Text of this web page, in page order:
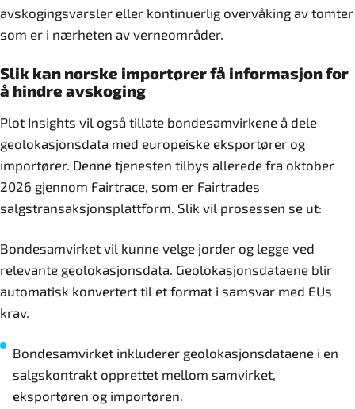
avskogingsvarsler eller kontinuerlig overvåking av tomter
som er i nærheten av verneområder.
Slik kan norske importører få informasjon for
å hindre avskoging
Plot Insights vil også tillate bondesamvirkene å dele
geolokasjonsdata med europeiske eksportører og
importører. Denne tjenesten tilbys allerede fra oktober
2026 gjennom Fairtrace, som er Fairtrades
salgstransaksjonsplattform. Slik vil prosessen se ut:
Bondesamvirket vil kunne velge jorder og legge ved
relevante geolokasjonsdata. Geolokasjonsdataene blir
automatisk konvertert til et format i samsvar med EUs
krav.
Bondesamvirket inkluderer geolokasjonsdataene i en
salgskontrakt opprettet mellom samvirket,
eksportøren og importøren.